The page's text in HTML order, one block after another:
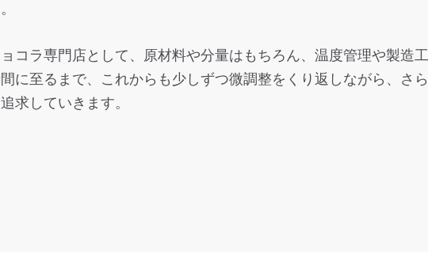
コラ専門店として、原材料や分量はもちろん、温度管理や製造工
に至るまで、これからも少しずつ微調整をくり返しながら、さら
求していきます。